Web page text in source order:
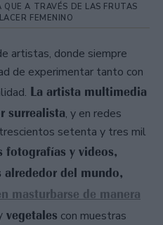
A TRAVÉS DE LAS FRUTAS
FEMENINO
artistas, donde siempre
de experimentar tanto con
La artista multimedia
surrealista, y en redes
setenta y tres mil
fotografías y videos,
alrededor del mundo,
masturbarse de manera
vegetales con muestras